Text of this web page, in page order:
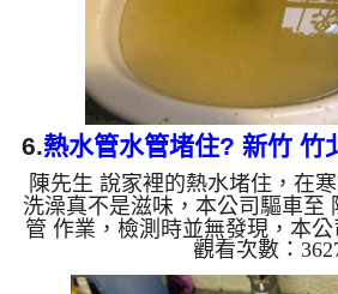
6.熱水管水管堵住? 新竹 竹
管
陳先生 說家裡的熱水堵住，在
洗澡真不是滋味，本公司驅車至
管 作業，檢測時並無發現，本
清洗機，灌入 檸檬酸水 至管路
開啟 水管清洗機 ，啟動 螺旋波
觀看次數：